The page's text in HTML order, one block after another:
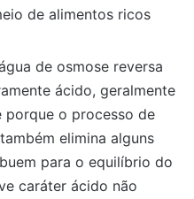
de alimentos ricos
de osmose reversa
ácido, geralmente
porque o processo de
elimina alguns
para o equilíbrio do
caráter ácido não